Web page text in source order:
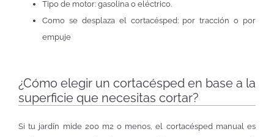
Tipo de motor: gasolina o eléctrico.
Como se desplaza el cortacésped: por tracción o por
empuje
¿Cómo elegir un cortacésped en base a la
superficie que necesitas cortar?
Si tu jardín mide 200 m2 o menos, el cortacésped manual es